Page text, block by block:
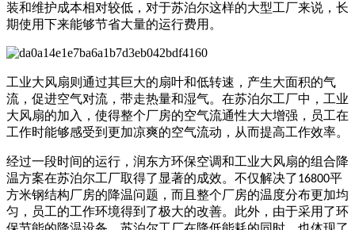
装和维护成本相对较低，对于苏泊尔这样的大型工厂来说，长
期使用下来能够节省大量的运行费用。
工业大风扇则通过其巨大的扇叶和低转速，产生大面积的气
流，促进空气对流，带走热量和湿气。在苏泊尔工厂中，工业
大风扇的加入，使得整个厂房的空气流通性大大增强，员工在
工作时能够感受到更加凉爽的空气流动，从而提高工作效率。
经过一段时间的运行，润东方环保空调和工业大风扇的组合降
温方案在苏泊尔工厂取得了显著的成效。不仅解决了16800平
方米钢结构厂房的降温问题，而且整个厂房的温度分布更加均
匀，员工的工作环境得到了极大的改善。此外，由于采用了环